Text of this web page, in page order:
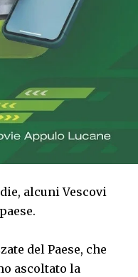
alcuni Vescovi
del Paese, che
ascoltato la